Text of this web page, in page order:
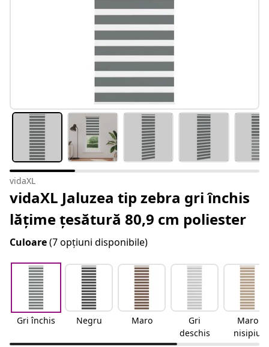
vidaXL
vidaXL Jaluzea tip zebra gri închis
lățime țesătură 80,9 cm poliester
Culoare(7 opțiuni disponibile)
Gri închis Negru Maro
Gri
deschis
Maro
nisipiu